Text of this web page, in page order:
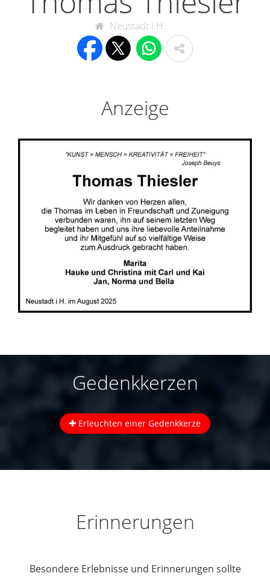
Neustadt i.H.
Anzeige
Gedenkkerzen
Erleuchten einer Gedenkkerze
Erinnerungen
Besondere Erlebnisse und Erinnerungen sollte